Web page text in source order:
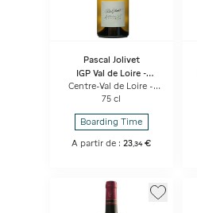
Pascal Jolivet
IGP Val de Loire -
Attitude Sauvignon
Blanc
Centre-Val de Loire -
Blanc
75 cl
Boarding Time
A partir de :23 ,34 €